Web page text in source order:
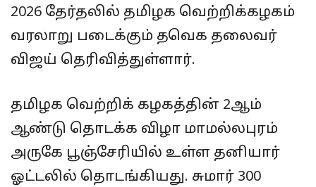
2026 தேர்தலில் தமிழக வெற்றிக்கழகம்
வரலாறு படைக்கும் தவெக தலைவர்
விஜய் தெரிவித்துள்ளார்.
தமிழக வெற்றிக் கழகத்தின் 2ஆம்
ஆண்டு தொடக்க விழா மாமல்லபுரம்
அருகே பூஞ்சேரியில் உள்ள தனியார்
ஓட்டலில் தொடங்கியது. சுமார் 300